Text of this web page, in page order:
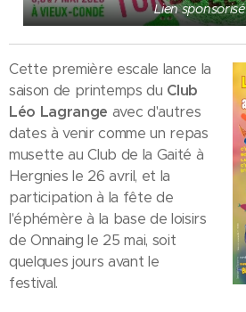
Lien sponsorisé
Cette première escale lance la
saison de printemps du Club
Léo Lagrange avec d'autres
dates à venir comme un repas
musette au Club de la Gaité à
Hergnies le 26 avril, et la
participation à la fête de
l'éphémère à la base de loisirs
de Onnaing le 25 mai, soit
quelques jours avant le
festival.